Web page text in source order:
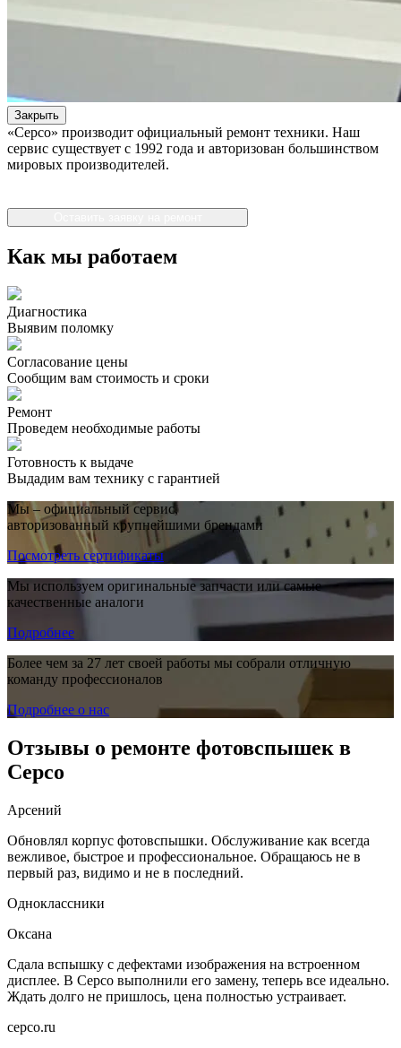
Закрыть
«Серсо» производит официальный ремонт техники. Наш
сервис существует с 1992 года и авторизован большинством
мировых производителей.
Как мы работаем
Диагностика
Выявим поломку
Согласование цены
Сообщим вам стоимость и сроки
Ремонт
Проведем необходимые работы
Готовность к выдаче
Выдадим вам технику с гарантией
Мы – официальный сервис,
авторизованный крупнейшими брендами
Посмотреть сертификаты
Мы используем оригинальные запчасти или самые
качественные аналоги
Подробнее
Более чем за 27 лет своей работы мы собрали отличную
команду профессионалов
Подробнее о нас
Отзывы о ремонте фотовспышек в
Серсо
Арсений
Обновлял корпус фотовспышки. Обслуживание как всегда
вежливое, быстрое и профессиональное. Обращаюсь не в
первый раз, видимо и не в последний.
Одноклассники
Оксана
Сдала вспышку с дефектами изображения на встроенном
дисплее. В Серсо выполнили его замену, теперь все идеально.
Ждать долго не пришлось, цена полностью устраивает.
серсо.ru